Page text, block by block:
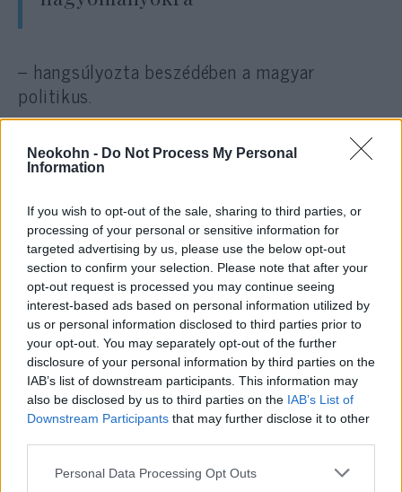
Neokohn - Do Not Process My Personal
Information
If you wish to opt-out of the sale, sharing to third parties, or
processing of your personal or sensitive information for
targeted advertising by us, please use the below opt-out
section to confirm your selection. Please note that after your
opt-out request is processed you may continue seeing
interest-based ads based on personal information utilized by
us or personal information disclosed to third parties prior to
your opt-out. You may separately opt-out of the further
disclosure of your personal information by third parties on the
IAB’s list of downstream participants. This information may
also be disclosed by us to third parties on the IAB’s List of
Downstream Participants that may further disclose it to other
Please note that this website/app uses one or more Google
Personal Data Processing Opt Outs
– hangsúlyozta beszédében a magyar
politikus.
A legnagyobb figyelem azonban az oktatás
területére irányult, ezzel kapcsolatban
„Bár az oktatás a tagállamok
nemzeti hatáskörébe tartozik,
úgy vélem, az oktatás területén
van lehetőség egy páneurópai
kezdeményezésre az
antiszemitizmus elleni küzdelem
érdekében, és hatékonyabb
lépések megtételére a zsidókkal
szembeni előítéletek lebontása